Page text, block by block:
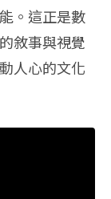
。這正是數
敘事與視覺
人心的文化